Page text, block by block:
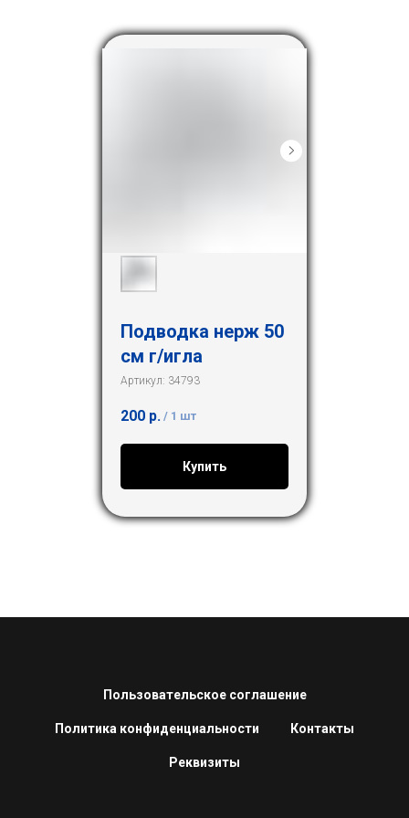
Подводка нерж 50
см г/игла
Артикул: 34793
200 р. / 1 шт
Купить
Пользовательское соглашение
Политика конфиденциальности Контакты
Реквизиты